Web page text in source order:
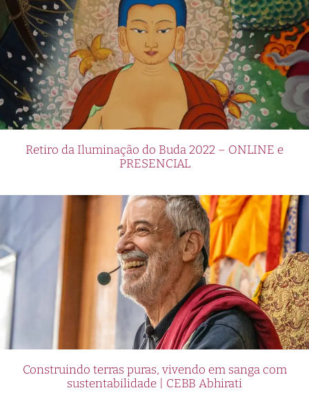
Retiro da Iluminação do Buda 2022 – ONLINE e
PRESENCIAL
Construindo terras puras, vivendo em sanga com
sustentabilidade | CEBB Abhirati